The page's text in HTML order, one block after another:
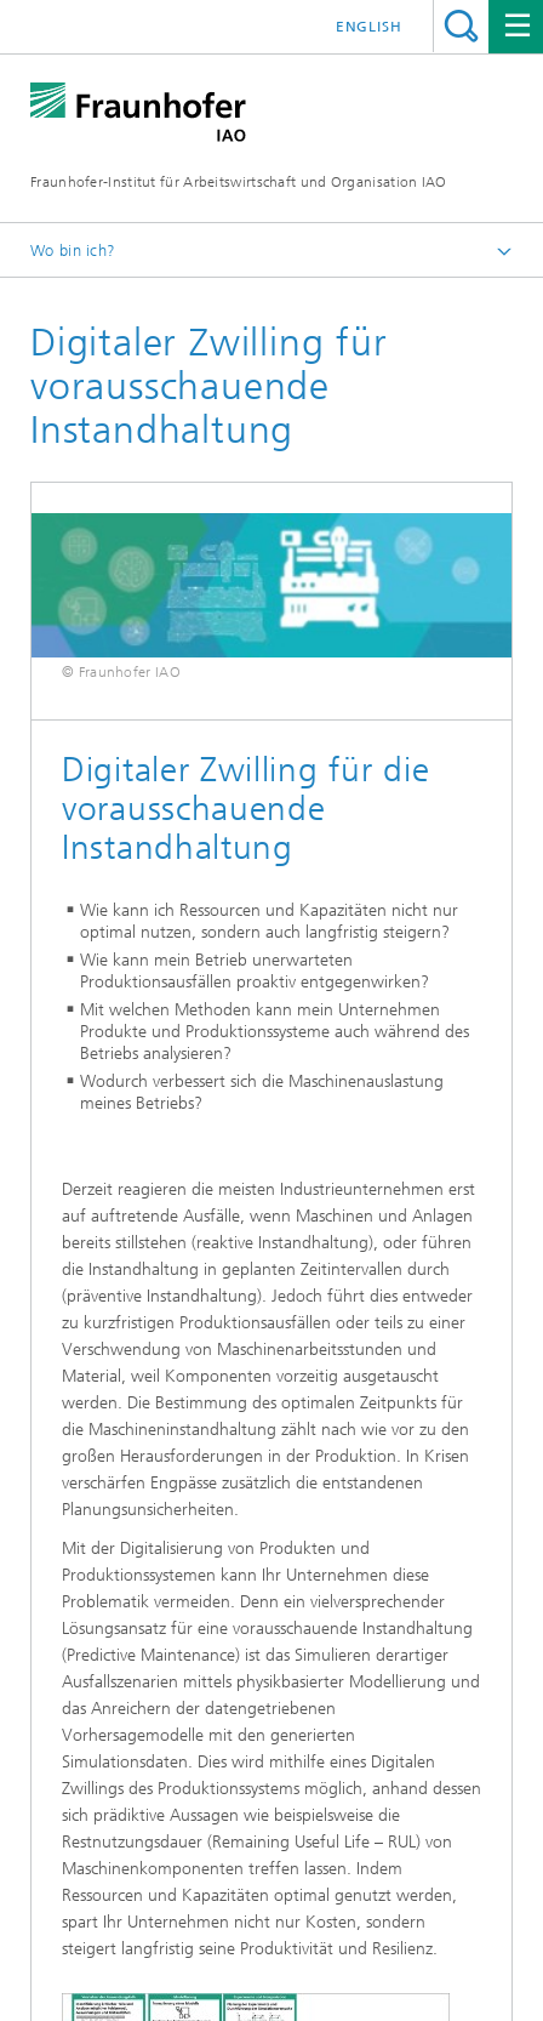
Fraunhofer-Institut für Arbeitswirtschaft und Organisation IAO
ENGLISH
Wo bin ich?
Leistungen
Digitaler Zwilling für
vorausschauende
Instandhaltung
© Fraunhofer IAO
Digitaler Zwilling für die
vorausschauende
Instandhaltung
Wie kann ich Ressourcen und Kapazitäten nicht nur
optimal nutzen, sondern auch langfristig steigern?
Wie kann mein Betrieb unerwarteten
Produktionsausfällen proaktiv entgegenwirken?
Mit welchen Methoden kann mein Unternehmen
Produkte und Produktionssysteme auch während des
Betriebs analysieren?
Wodurch verbessert sich die Maschinenauslastung
meines Betriebs?
Derzeit reagieren die meisten Industrieunternehmen erst
auf auftretende Ausfälle, wenn Maschinen und Anlagen
bereits stillstehen (reaktive Instandhaltung), oder führen
die Instandhaltung in geplanten Zeitintervallen durch
(präventive Instandhaltung). Jedoch führt dies entweder
zu kurzfristigen Produktionsausfällen oder teils zu einer
Verschwendung von Maschinenarbeitsstunden und
Material, weil Komponenten vorzeitig ausgetauscht
werden. Die Bestimmung des optimalen Zeitpunkts für
die Maschineninstandhaltung zählt nach wie vor zu den
großen Herausforderungen in der Produktion. In Krisen
verschärfen Engpässe zusätzlich die entstandenen
Planungsunsicherheiten.
Mit der Digitalisierung von Produkten und
Produktionssystemen kann Ihr Unternehmen diese
Problematik vermeiden. Denn ein vielversprechender
Lösungsansatz für eine vorausschauende Instandhaltung
(Predictive Maintenance) ist das Simulieren derartiger
Ausfallszenarien mittels physikbasierter Modellierung und
das Anreichern der datengetriebenen
Vorhersagemodelle mit den generierten
Simulationsdaten. Dies wird mithilfe eines Digitalen
Zwillings des Produktionssystems möglich, anhand dessen
sich prädiktive Aussagen wie beispielsweise die
Restnutzungsdauer (Remaining Useful Life – RUL) von
Maschinenkomponenten treffen lassen. Indem
Ressourcen und Kapazitäten optimal genutzt werden,
spart Ihr Unternehmen nicht nur Kosten, sondern
steigert langfristig seine Produktivität und Resilienz.